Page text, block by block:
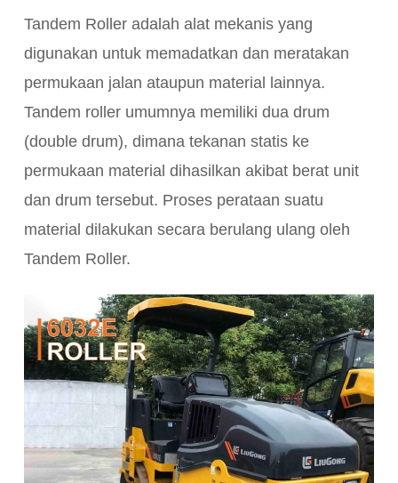
Tandem Roller adalah alat mekanis yang
digunakan untuk memadatkan dan meratakan
permukaan jalan ataupun material lainnya.
Tandem roller umumnya memiliki dua drum
(double drum), dimana tekanan statis ke
permukaan material dihasilkan akibat berat unit
dan drum tersebut. Proses perataan suatu
material dilakukan secara berulang ulang oleh
Tandem Roller.